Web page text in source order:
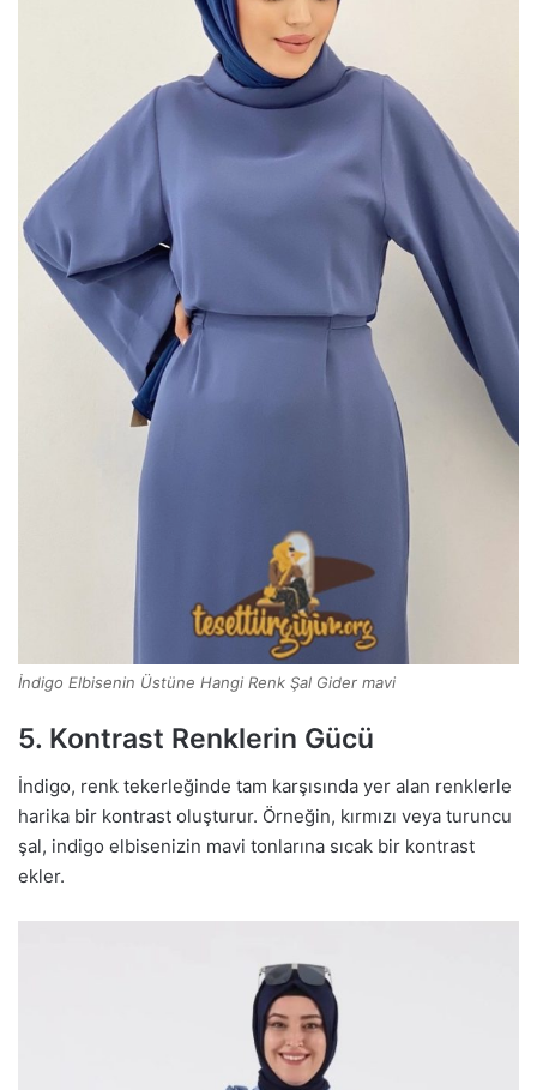
İndigo Elbisenin Üstüne Hangi Renk Şal Gider mavi
5. Kontrast Renklerin Gücü
İndigo, renk tekerleğinde tam karşısında yer alan renklerle
harika bir kontrast oluşturur. Örneğin, kırmızı veya turuncu
şal, indigo elbisenizin mavi tonlarına sıcak bir kontrast
ekler.